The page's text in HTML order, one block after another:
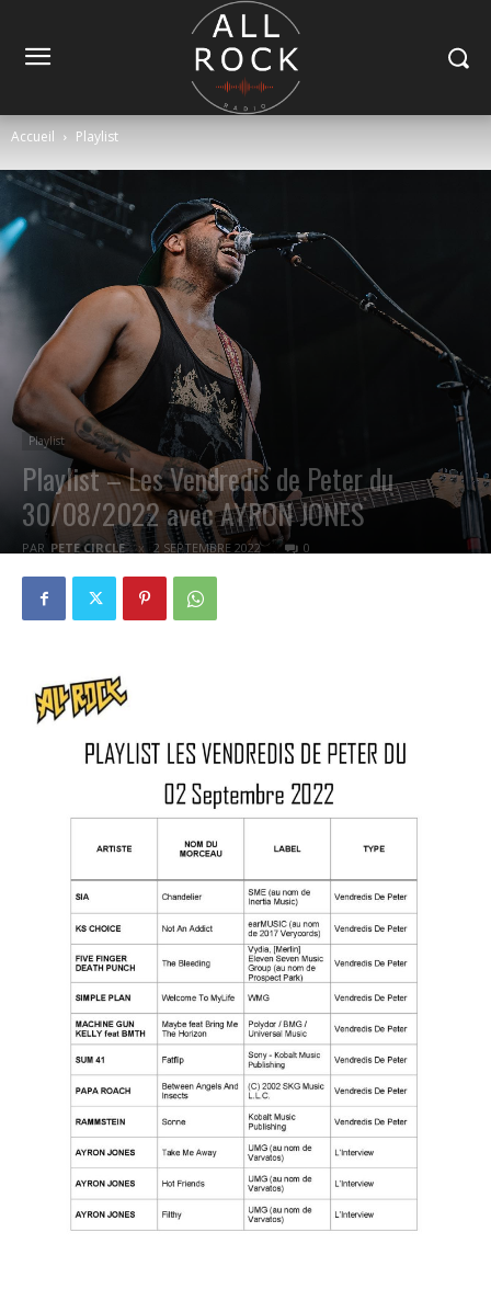
Accueil Playlist
Playlist
Playlist – Les Vendredis de Peter du
30/08/2022 avec AYRON JONES
PAR PETE CIRCLE 2 SEPTEMBRE 2022 0